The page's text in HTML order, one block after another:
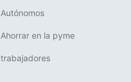
Autónomos
Ahorrar en la pyme
trabajadores